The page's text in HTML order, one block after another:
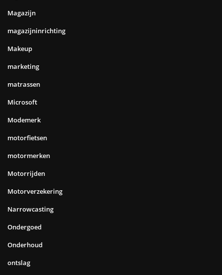
Magazijn
magazijninrichting
Makeup
marketing
matrassen
Microsoft
Modemerk
motorfietsen
motormerken
Motorrijden
Motorverzekering
Narrowcasting
Ondergoed
Onderhoud
ontslag